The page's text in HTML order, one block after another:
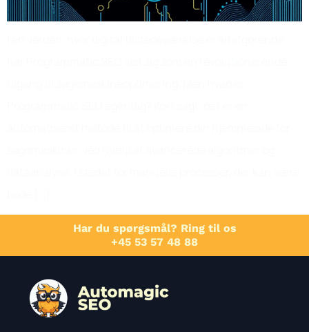
Har du spørgsmål? Ring til os
+45 53 57 48 88